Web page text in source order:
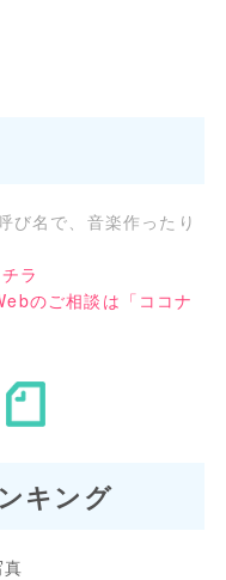
び名で、音楽作ったり
ラ
のご相談は「ココナ
キング